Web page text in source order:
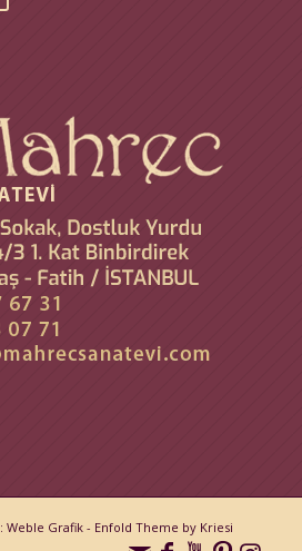
Weble Grafik- Enfold Theme by Kriesi